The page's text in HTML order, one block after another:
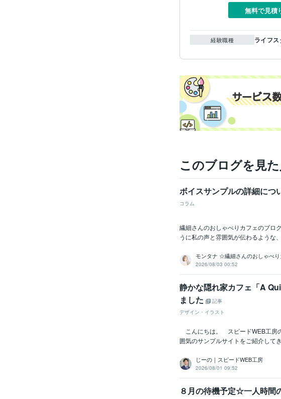
無料で見積
経験職種 ライフ
このブログを見
ボイスサンプルの詳細に
コラム
繊細さんのおしゃべりカフェのブ
うに私の声と雰囲気が伝わるような
モンタナ ☆繊細さんのおしゃべり
2026/08/03 00:52
静かな隠れ家カフェ「A
ました
記事
デザイン・イラスト
こんにちは。 スピードWEB工房
囲気のサンプルサイトをご紹介し
じーの｜スピードWEB工房
2026/08/01 09:52
８月の待機予定☆一人時間